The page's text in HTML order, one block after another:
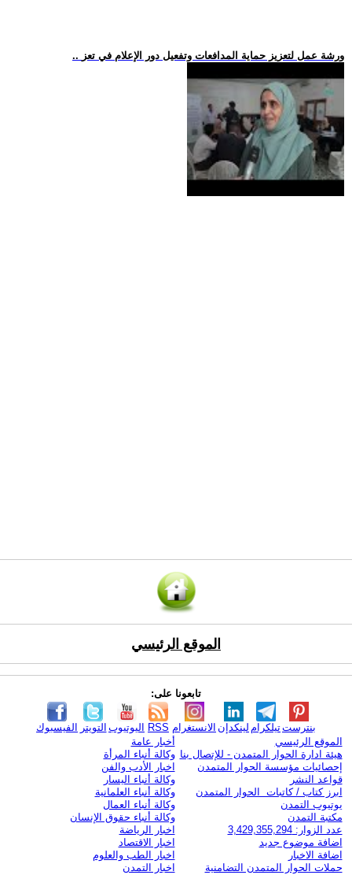
.. ورشة عمل لتعزيز حماية المدافعات وتفعيل دور الإعلام في تعز
الموقع الرئيسي
تابعونا على:
الفيسبوك التويتر اليوتيوب RSS الانستغرام لينكدإن تيلكرامبنترست
الموقع الرئيسي
هيئة ادارة الحوار المتمدن - للإتصال بنا
إحصائيات مؤسسة الحوار المتمدن
قواعد النشر
ابرز كتاب / كاتبات الحوار المتمدن
يوتيوب التمدن
مكتبة التمدن
عدد الزوار: 3,429,355,294
اضافة موضوع جديد
اضافة الاخبار
حملات الحوار المتمدن التضامنية
أخبار عامة
وكالة أنباء المرأة
اخبار الأدب والفن
وكالة أنباء اليسار
وكالة أنباء العلمانية
وكالة أنباء العمال
وكالة أنباء حقوق الإنسان
اخبار الرياضة
اخبار الاقتصاد
اخبار الطب والعلوم
اخبار التمدن